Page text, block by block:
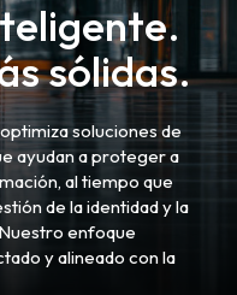
sólidas.
soluciones de
ayudan a proteger a
al tiempo que
de la identidad y la
enfoque
y alineado con la